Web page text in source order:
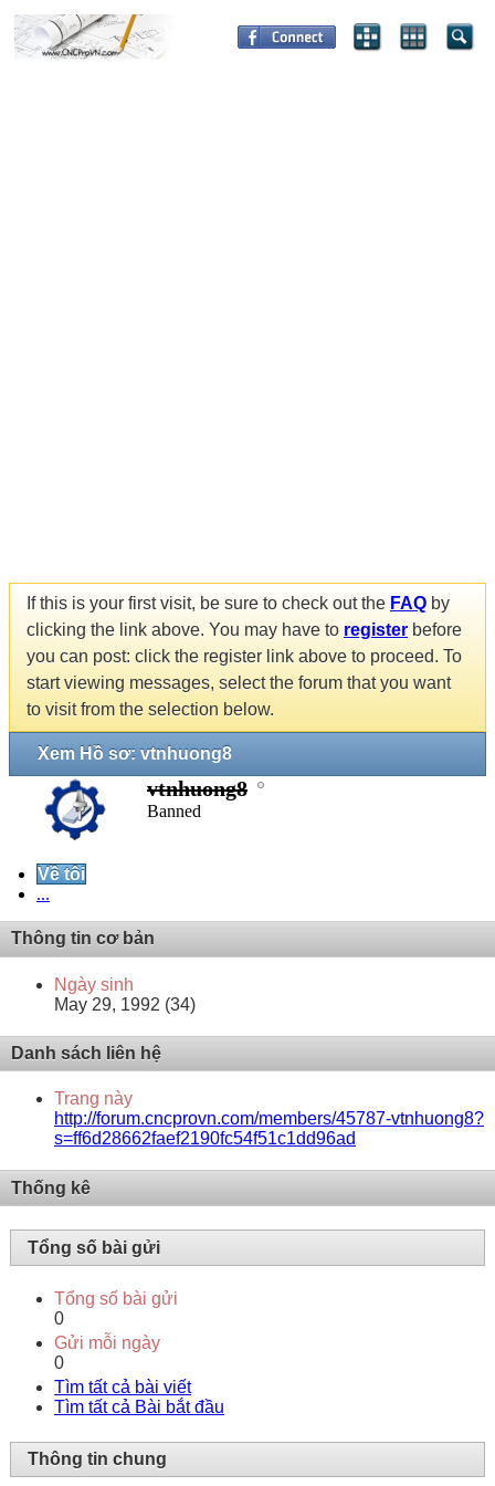
If this is your first visit, be sure to check out the FAQ by
clicking the link above. You may have to register before
you can post: click the register link above to proceed. To
start viewing messages, select the forum that you want
to visit from the selection below.
Xem Hồ sơ: vtnhuong8
vtnhuong8
Banned
Về tôi
...
Thông tin cơ bản
Ngày sinh
May 29, 1992 (34)
Danh sách liên hệ
Trang này
http://forum.cncprovn.com/members/45787-vtnhuong8?
s=ff6d28662faef2190fc54f51c1dd96ad
Thống kê
Tổng số bài gửi
Tổng số bài gửi
0
Gửi mỗi ngày
0
Tìm tất cả bài viết
Tìm tất cả Bài bắt đầu
Thông tin chung